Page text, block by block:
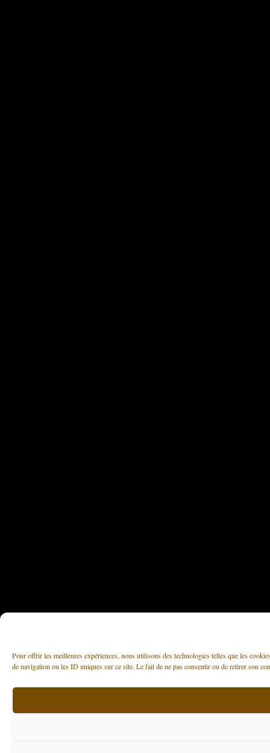
Pour offrir les meilleures expériences, nous utilisons des technologies telles que les
de navigation ou les ID uniques sur ce site. Le fait de ne pas consentir ou de retirer son